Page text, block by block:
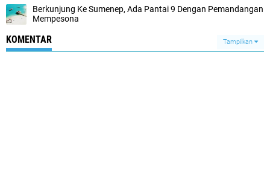
Berkunjung Ke Sumenep, Ada Pantai 9 Dengan Pemandangan
Mempesona
KOMENTAR Tampilkan